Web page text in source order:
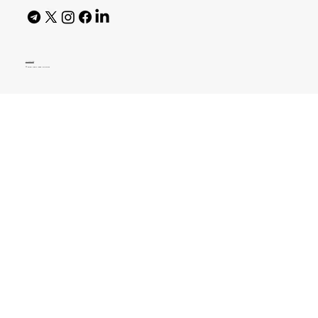
AI Policy
© 2026 High Bar Journal